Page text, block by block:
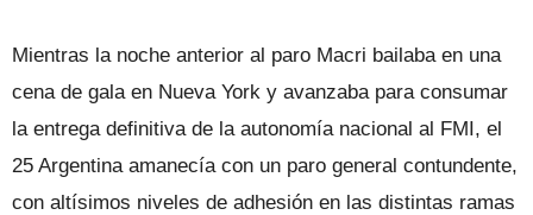
Mientras la noche anterior al paro Macri bailaba en una
cena de gala en Nueva York y avanzaba para consumar
la entrega definitiva de la autonomía nacional al FMI, el
25 Argentina amanecía con un paro general contundente,
con altísimos niveles de adhesión en las distintas ramas